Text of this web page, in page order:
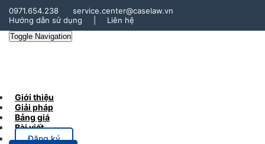
0971.654.238
service.center@caselaw.vn
Hướng dẫn sử dụng
Liên hệ
Toggle Navigation
Giới thiệu
Giải pháp
Bảng giá
Bài viết
Đăng ký